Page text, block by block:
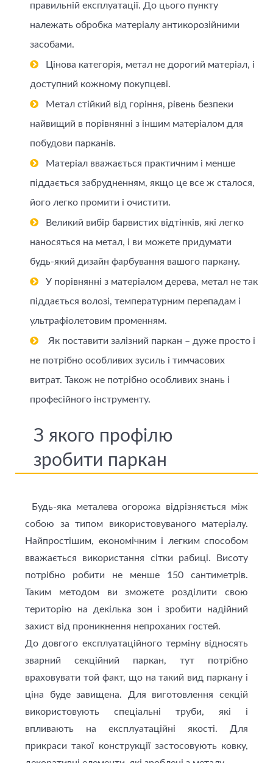
правильній експлуатації. До цього пункту
належать обробка матеріалу антикорозійними
засобами.
Цінова категорія, метал не дорогий матеріал, і
доступний кожному покупцеві.
Метал стійкий від горіння, рівень безпеки
найвищий в порівнянні з іншим матеріалом для
побудови парканів.
Матеріал вважається практичним і менше
піддається забрудненням, якщо це все ж сталося,
його легко промити і очистити.
Великий вибір барвистих відтінків, які легко
наносяться на метал, і ви можете придумати
будь-який дизайн фарбування вашого паркану.
У порівнянні з матеріалом дерева, метал не так
піддається волозі, температурним перепадам і
ультрафіолетовим променням.
Як поставити залізний паркан – дуже просто і
не потрібно особливих зусиль і тимчасових
витрат. Також не потрібно особливих знань і
професійного інструменту.
З якого профілю
зробити паркан
Будь-яка металева огорожа відрiзняється між
собою за типом використовуваного матеріалу.
Найпростішим, економічним і легким способом
вважається використання сітки рабиці. Висоту
потрібно робити не менше 150 сантиметрів.
Таким методом ви зможете розділити свою
територію на декілька зон і зробити надійний
захист від проникнення непроханих гостей.
До довгого експлуатаційного терміну відносять
зварний секційний паркан, тут потрібно
враховувати той факт, що на такий вид паркану і
ціна буде завищена. Для виготовлення секцій
використовують спеціальні труби, які і
впливають на експлуатаційні якості. Для
прикраси такої конструкції застосовують ковку,